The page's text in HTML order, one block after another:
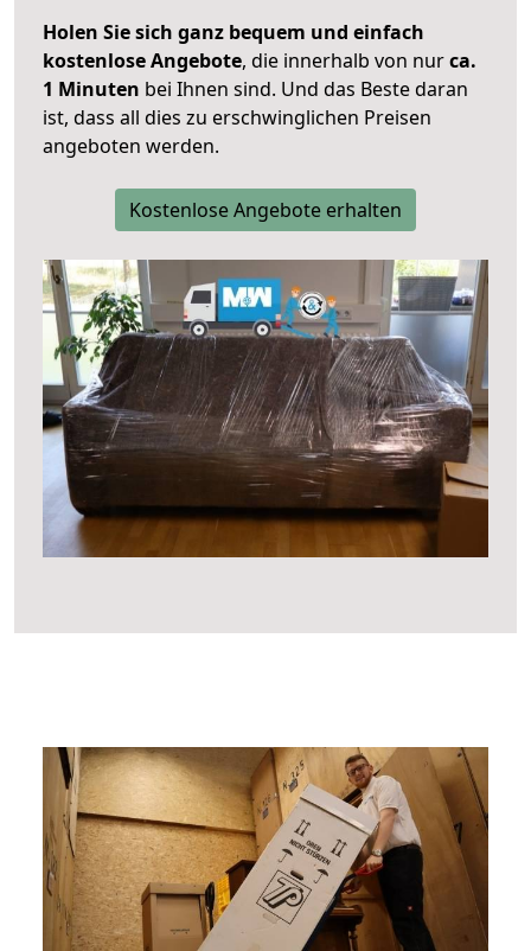
Holen Sie sich ganz bequem und einfach
kostenlose Angebote, die innerhalb von nurca.
1 Minuten bei Ihnen sind. Und das Beste daran
ist, dass all dies zu erschwinglichen Preisen
angeboten werden.
Kostenlose Angebote erhalten